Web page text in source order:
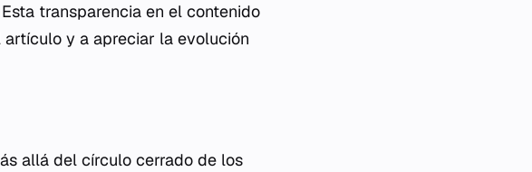
transparencia en el contenido
y a apreciar la evolución
allá del círculo cerrado de los